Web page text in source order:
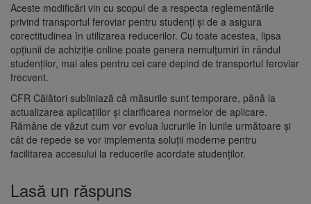
Aceste modificări vin cu scopul de a respecta reglementările
privind transportul feroviar pentru studenți și de a asigura
corectitudinea în utilizarea reducerilor. Cu toate acestea, lipsa
opțiunii de achiziție online poate genera nemulțumiri în rândul
studenților, mai ales pentru cei care depind de transportul feroviar
frecvent.
CFR Călători subliniază că măsurile sunt temporare, până la
actualizarea aplicațiilor și clarificarea normelor de aplicare.
Rămâne de văzut cum vor evolua lucrurile în lunile următoare și
cât de repede se vor implementa soluții moderne pentru
facilitarea accesului la reducerile acordate studenților.
Lasă un răspuns